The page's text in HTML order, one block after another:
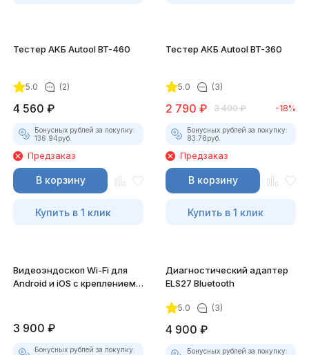
Тестер АКБ Autool BT-460
5.0 (2)
4 560 ₽
Бонусных рублей за покупку:
136.94руб.
Предзаказ
В корзину
Купить в 1 клик
Тестер АКБ Autool BT-360
5.0 (3)
2 790 ₽ 3 400 ₽ -18%
Бонусных рублей за покупку:
83.78руб.
Предзаказ
В корзину
Купить в 1 клик
Видеоэндоскоп Wi-Fi для
Android и iOS с креплением
3 900 ₽
Бонусных рублей за покупку:
Диагностический адаптер
ELS27 Bluetooth
5.0 (3)
4 900 ₽
Бонусных рублей за покупку: